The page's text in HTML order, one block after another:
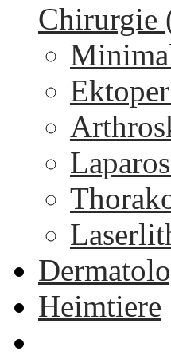
Chirurgie
Heimtiere